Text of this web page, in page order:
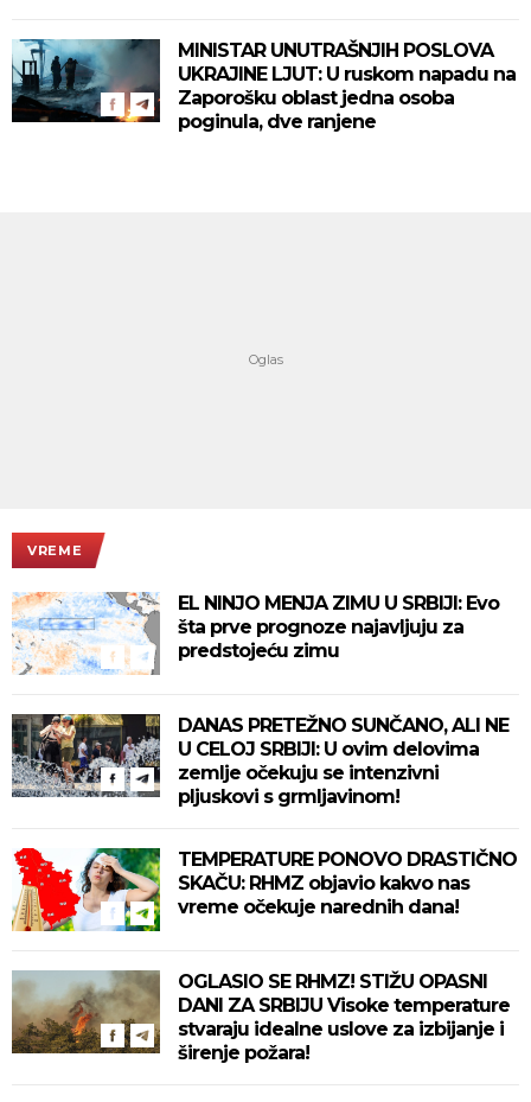
MINISTAR UNUTRAŠNJIH POSLOVA
UKRAJINE LJUT: U ruskom napadu na
Zaporošku oblast jedna osoba
poginula, dve ranjene
VREME
EL NINJO MENJA ZIMU U SRBIJI: Evo
šta prve prognoze najavljuju za
predstojeću zimu
DANAS PRETEŽNO SUNČANO, ALI NE
U CELOJ SRBIJI: U ovim delovima
zemlje očekuju se intenzivni
pljuskovi s grmljavinom!
TEMPERATURE PONOVO DRASTIČNO
SKAČU: RHMZ objavio kakvo nas
vreme očekuje narednih dana!
OGLASIO SE RHMZ! STIŽU OPASNI
DANI ZA SRBIJU Visoke temperature
stvaraju idealne uslove za izbijanje i
širenje požara!